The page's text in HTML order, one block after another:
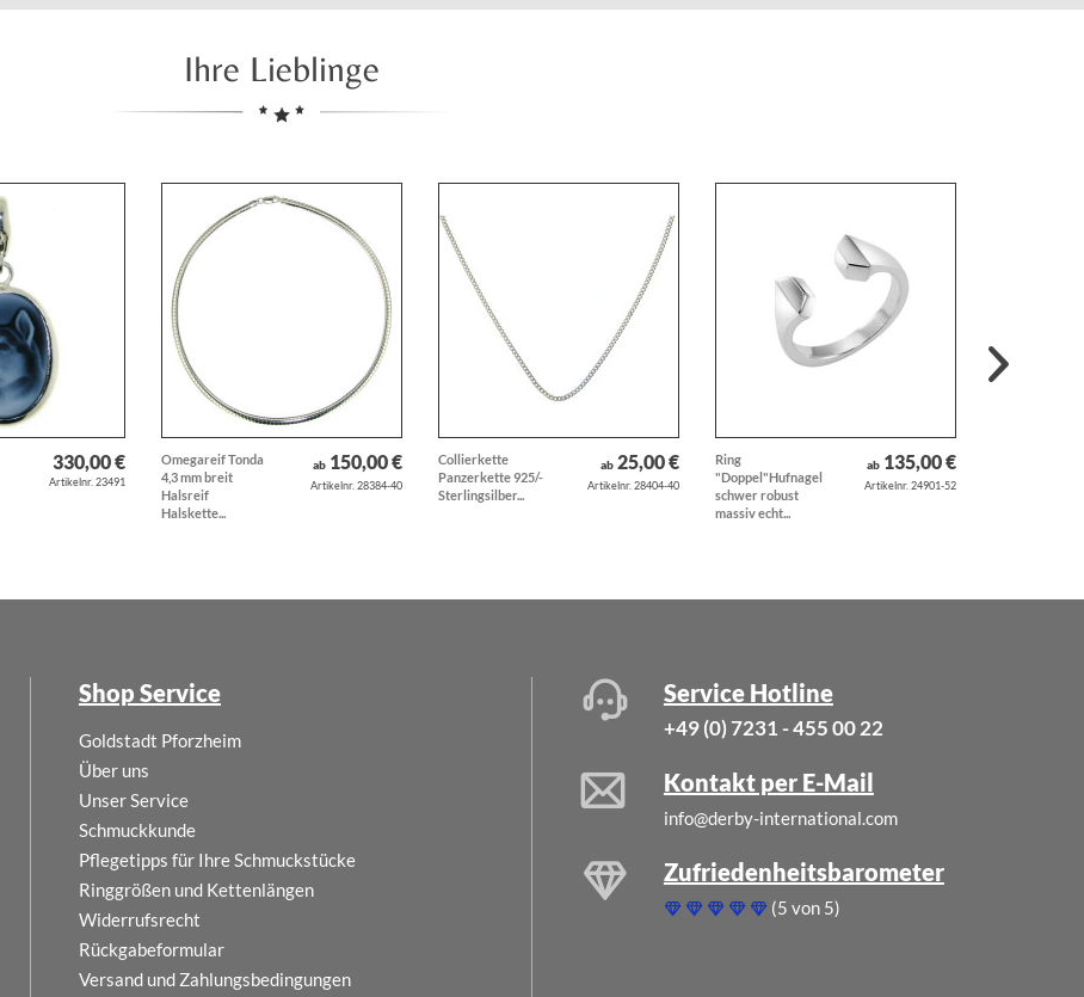
Ihre Lieblinge
330,00 €
Artikelnr. 23491
Omegareif Tonda
4,3 mm breit
Halsreif
Halskette...
ab 150,00 €
Artikelnr. 28384-40
Collierkette
Panzerkette 925/-
Sterlingsilber...
ab 25,00 €
Artikelnr. 28404-40
Ring
"Doppel"Hufnagel
schwer robust
massiv echt...
ab 135,00 €
Artikelnr. 24901-52
Shop Service
Goldstadt Pforzheim
Über uns
Unser Service
Schmuckkunde
Pflegetipps für Ihre Schmuckstücke
Ringgrößen und Kettenlängen
Widerrufsrecht
Rückgabeformular
Versand und Zahlungsbedingungen
Service Hotline
+49 (0) 7231 - 455 00 22
Kontakt per E-Mail
info@derby-international.com
Zufriedenheitsbarometer
(5 von 5)